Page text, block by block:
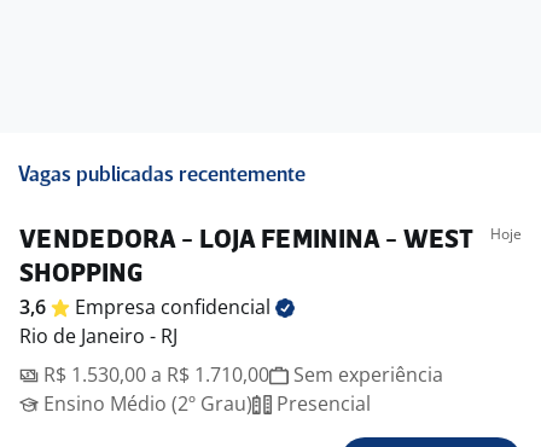
Vagas publicadas recentemente
VENDEDORA - LOJA FEMININA - WEST
SHOPPING
Hoje
3,6 Empresa confidencial
Rio de Janeiro - RJ
R$ 1.530,00 a R$ 1.710,00
Sem experiência
Ensino Médio (2º Grau)
Presencial